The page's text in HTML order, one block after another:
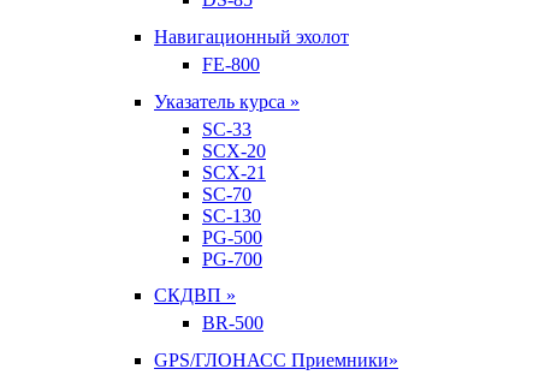
Навигационный эхолот
FE-800
Указатель курса »
SC-33
SCX-20
SCX-21
SC-70
SC-130
PG-500
PG-700
СКДВП »
BR-500
GPS/ГЛОНАСС Приемники»